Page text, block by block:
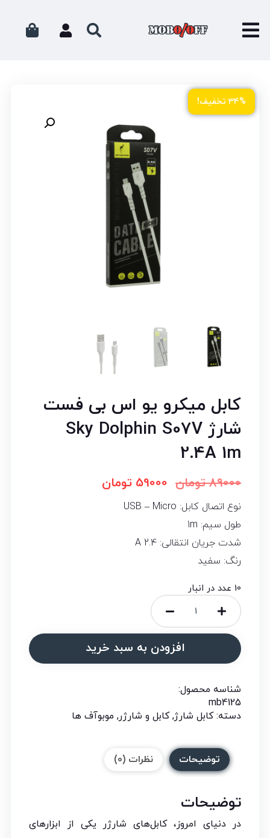
۳۴% تخفیف!
کابل میکرو یو اس بی فست
شارژ Sky Dolphin S07V
2.4A 1m
89000 تومان 59000 تومان
نوع اتصال کابل: USB – Micro
طول سیم: 1m
شدت جریان انتقالی: 2.4 A
رنگ: سفید
10 عدد در انبار
افزودن به سبد خرید
شناسه محصول:
mb4125
دسته:کابل شارژ,کابل و شارژر, موبوآف ها
توضیحات نظرات (0)
توضیحات
در دنیای امروز، کابل‌های شارژر یکی از ابزارهای